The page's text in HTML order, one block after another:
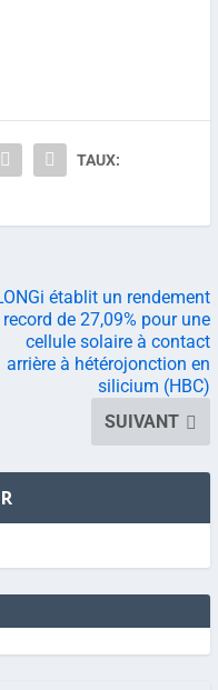
TAUX:
établit un rendement
record de 27,09% pour une
cellule solaire à contact
arrière à hétérojonction en
silicium (HBC)
SUIVANT